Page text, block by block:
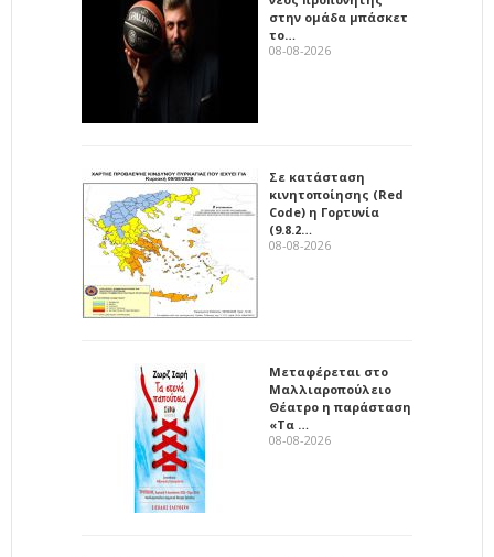
στην ομάδα μπάσκετ
το…
08-08-2026
Σε κατάσταση
κινητοποίησης (Red
Code) η Γορτυνία
(9.8.2…
08-08-2026
Μεταφέρεται στο
Μαλλιαροπούλειο
Θέατρο η παράσταση
«Τα …
08-08-2026